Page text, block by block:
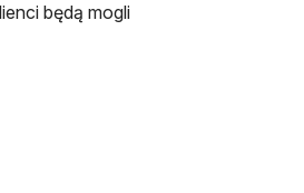
będą mogli